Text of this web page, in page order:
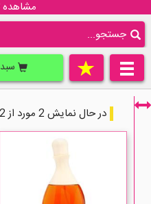
در حال نمایش 2 مورد از 2 مورد